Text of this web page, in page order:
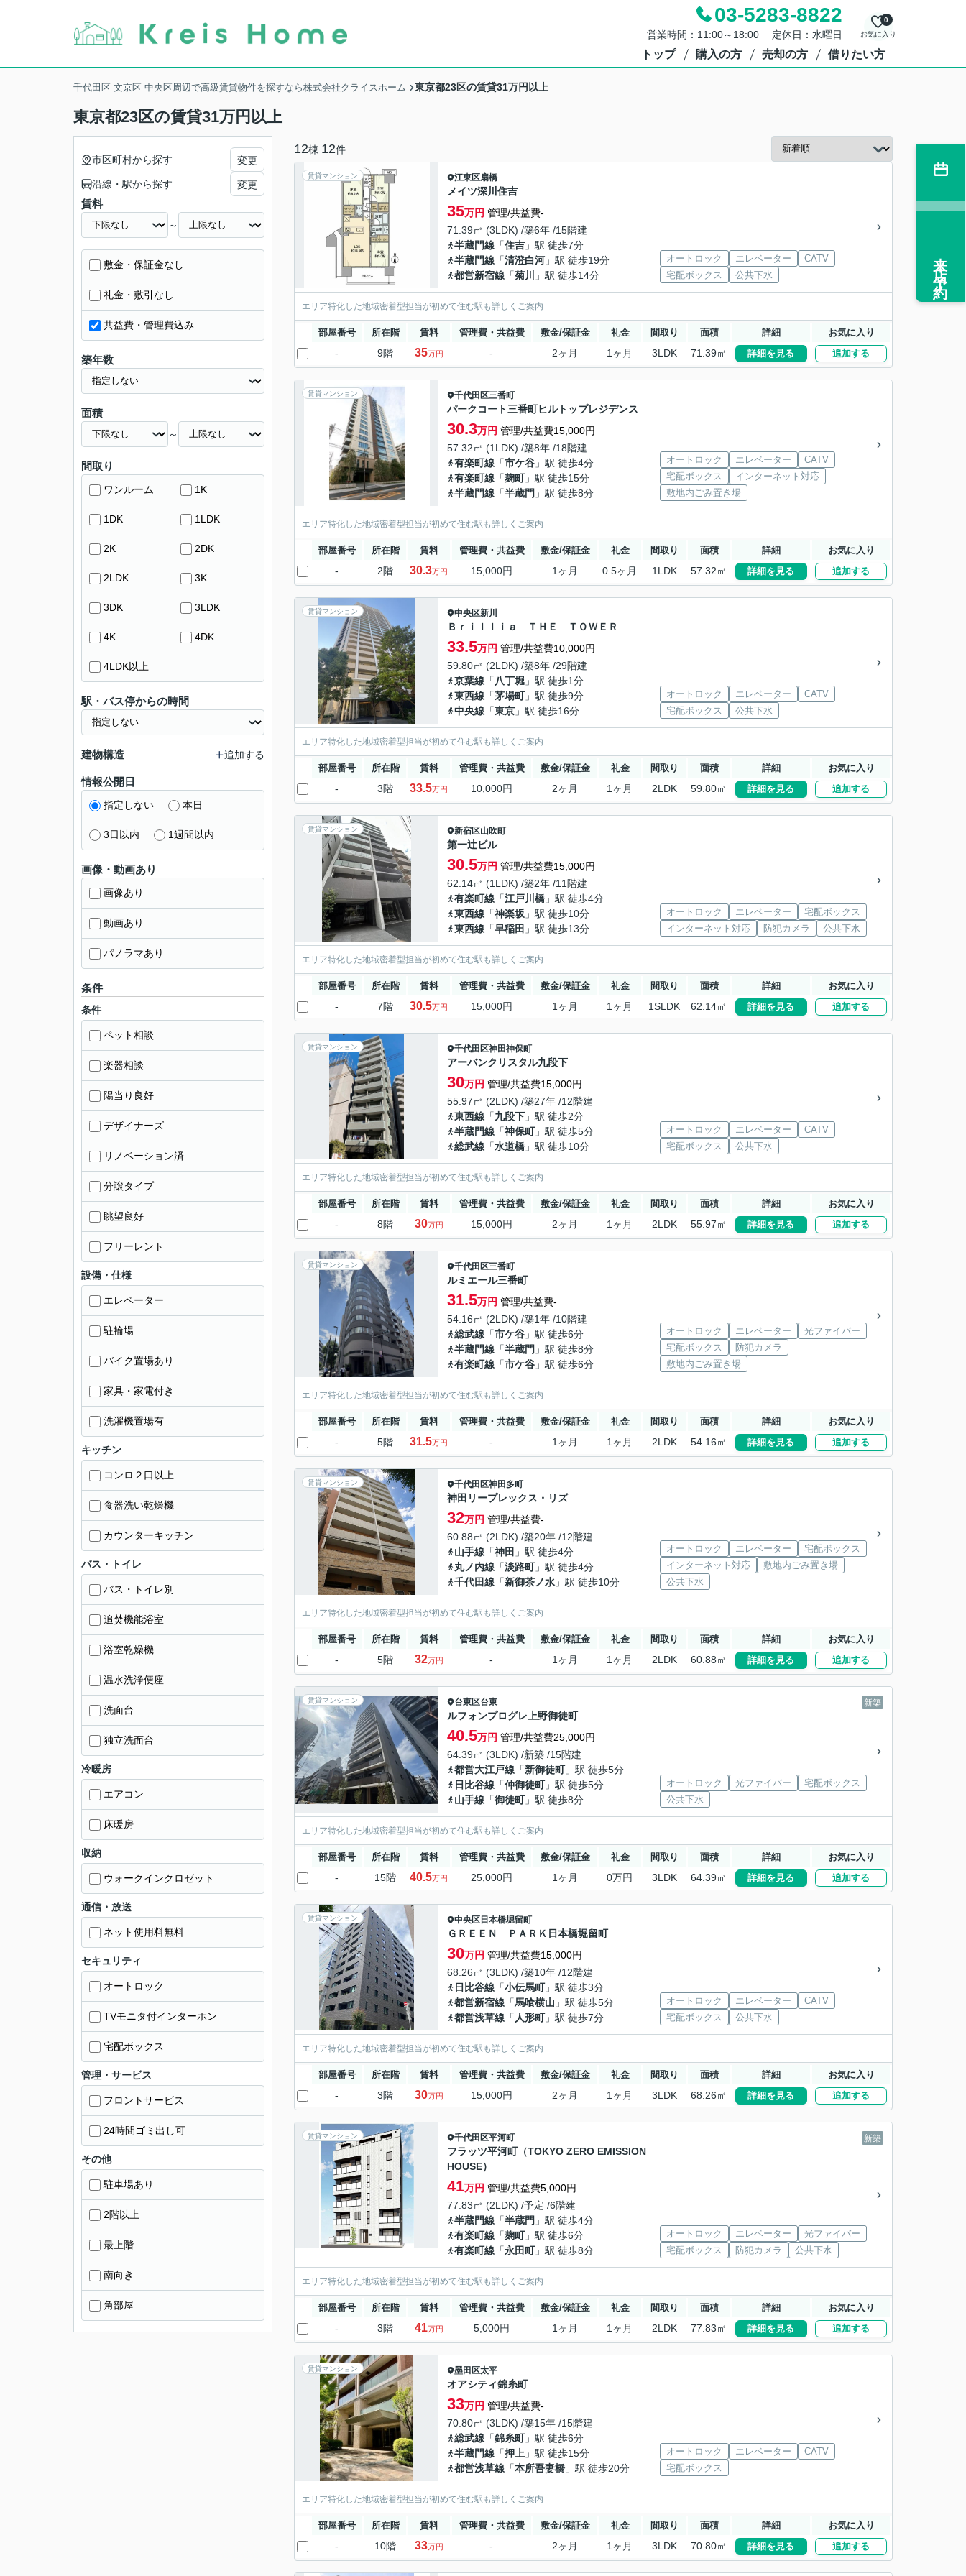
03-5283-8822
営業時間：11:00～18:00 定休日：水曜日 お気に入り
0
トップ 購入の方 売却の方 借りたい方
千代田区 文京区 中央区周辺で高級賃貸物件を探すなら株式会社クライスホーム 東京都23区の賃貸31万円以上
東京都23区の賃貸31万円以上
12棟 12件
賃貸マンション 江東区扇橋
メイツ深川住吉
35万円 管理/共益費-
71.39㎡ (3LDK) /築6年 /15階建
半蔵門線 「住吉 」駅 徒歩7分
半蔵門線 「清澄白河 」駅 徒歩19分
都営新宿線 「菊川 」駅 徒歩14分
オートロック エレベーター
CATV
宅配ボックス
公共下水
エリア特化した地域密着型担当が初めて住む駅も詳しくご案内
部屋番号 所在階 賃料 管理費・共益費 敷金/保証金 礼金 間取り 面積 詳細 お気に入り
- 9階 35万円 - 2ヶ月 1ヶ月 3LDK 71.39㎡ 詳細を見る 追加する
賃貸マンション 千代田区三番町
パークコート三番町ヒルトップレジデンス
30.3万円 管理/共益費15,000円
57.32㎡ (1LDK) /築8年 /18階建
有楽町線 「市ケ谷 」駅 徒歩4分
有楽町線 「麹町」駅 徒歩15分
半蔵門線 「半蔵門 」駅 徒歩8分
オートロック エレベーター
CATV
宅配ボックス
インターネット対応
敷地内ごみ置き場
エリア特化した地域密着型担当が初めて住む駅も詳しくご案内
部屋番号 所在階 賃料 管理費・共益費 敷金/保証金 礼金 間取り 面積 詳細 お気に入り
- 2階 30.3万円 15,000円 1ヶ月 0.5ヶ月 1LDK 57.32㎡ 詳細を見る 追加する
賃貸マンション 中央区新川
Ｂｒｉｌｌｉａ ＴＨＥ ＴＯＷＥＲ
33.5万円 管理/共益費10,000円
59.80㎡ (2LDK) /築8年 /29階建
京葉線 「 八丁堀 」駅 徒歩1分
東西線 「茅場町」駅 徒歩9分
中央線 「東京 」駅 徒歩16分
オートロック エレベーター
CATV
宅配ボックス
公共下水
エリア特化した地域密着型担当が初めて住む駅も詳しくご案内
部屋番号 所在階 賃料 管理費・共益費 敷金/保証金 礼金 間取り 面積 詳細 お気に入り
- 3階 33.5万円 10,000円 2ヶ月 1ヶ月 2LDK 59.80㎡ 詳細を見る 追加する
賃貸マンション 新宿区山吹町
第一辻ビル
30.5万円 管理/共益費15,000円
62.14㎡ (1LDK) /築2年 /11階建
有楽町線 「江戸川橋 」駅 徒歩4分
東西線 「神楽坂 」駅 徒歩10分
東西線 「早稲田 」駅 徒歩13分
オートロック エレベーター
宅配ボックス
インターネット対応
防犯カメラ 公共下水
エリア特化した地域密着型担当が初めて住む駅も詳しくご案内
部屋番号 所在階 賃料 管理費・共益費 敷金/保証金 礼金 間取り 面積 詳細 お気に入り
- 7階 30.5万円 15,000円 1ヶ月 1ヶ月 1SLDK 62.14㎡ 詳細を見る 追加する
賃貸マンション 千代田区神田神保町
アーバンクリスタル九段下
30万円 管理/共益費15,000円
55.97㎡ (2LDK) /築27年 /12階建
東西線 「九段下 」駅 徒歩2分
半蔵門線 「神保町」駅 徒歩5分
総武線 「水道橋 」駅 徒歩10分
オートロック エレベーター
CATV
宅配ボックス
公共下水
エリア特化した地域密着型担当が初めて住む駅も詳しくご案内
部屋番号 所在階 賃料 管理費・共益費 敷金/保証金 礼金 間取り 面積 詳細 お気に入り
- 8階 30万円 15,000円 2ヶ月 1ヶ月 2LDK 55.97㎡ 詳細を見る 追加する
賃貸マンション 千代田区三番町
ルミエール三番町
31.5万円 管理/共益費-
54.16㎡ (2LDK) /築1年 /10階建
総武線 「市ケ谷 」駅 徒歩6分
半蔵門線 「半蔵門 」駅 徒歩8分
有楽町線 「市ケ谷 」駅 徒歩6分
オートロック エレベーター
光ファイバー
宅配ボックス
防犯カメラ
敷地内ごみ置き場
エリア特化した地域密着型担当が初めて住む駅も詳しくご案内
部屋番号 所在階 賃料 管理費・共益費 敷金/保証金 礼金 間取り 面積 詳細 お気に入り
- 5階 31.5万円 - 1ヶ月 1ヶ月 2LDK 54.16㎡ 詳細を見る 追加する
賃貸マンション 千代田区神田多町
神田リープレックス・リズ
32万円 管理/共益費-
60.88㎡ (2LDK) /築20年 /12階建
山手線 「神田 」駅 徒歩4分
丸ノ内線 「淡路町」駅 徒歩4分
千代田線 「新御茶ノ水 」駅 徒歩10分
オートロック エレベーター
宅配ボックス
インターネット対応
敷地内ごみ置き場
公共下水
エリア特化した地域密着型担当が初めて住む駅も詳しくご案内
部屋番号 所在階 賃料 管理費・共益費 敷金/保証金 礼金 間取り 面積 詳細 お気に入り
- 5階 32万円 - 1ヶ月 1ヶ月 2LDK 60.88㎡ 詳細を見る 追加する
賃貸マンション 新築
台東区台東
ルフォンプログレ上野御徒町
40.5万円 管理/共益費25,000円
64.39㎡ (3LDK) /新築 /15階建
都営大江戸線 「新御徒町」駅 徒歩5分
日比谷線 「仲御徒町」駅 徒歩5分
山手線 「御徒町」駅 徒歩8分
オートロック 光ファイバー
宅配ボックス
公共下水
エリア特化した地域密着型担当が初めて住む駅も詳しくご案内
部屋番号 所在階 賃料 管理費・共益費 敷金/保証金 礼金 間取り 面積 詳細 お気に入り
- 15階 40.5万円 25,000円 1ヶ月 0万円 3LDK 64.39㎡ 詳細を見る 追加する
賃貸マンション 中央区 日本橋堀留町
ＧＲＥＥＮ ＰＡＲＫ日本橋堀留町
30万円 管理/共益費15,000円
68.26㎡ (3LDK) /築10年 /12階建
日比谷線 「小伝馬町」駅 徒歩3分
都営新宿線 「馬喰横山 」駅 徒歩5分
都営浅草線 「 人形町」駅 徒歩7分
オートロック エレベーター
CATV
宅配ボックス
公共下水
エリア特化した地域密着型担当が初めて住む駅も詳しくご案内
部屋番号 所在階 賃料 管理費・共益費 敷金/保証金 礼金 間取り 面積 詳細 お気に入り
- 3階 30万円 15,000円 2ヶ月 1ヶ月 3LDK 68.26㎡ 詳細を見る 追加する
賃貸マンション 新築
千代田区平河町
フラッツ平河町（TOKYO ZERO EMISSION
HOUSE）
41万円 管理/共益費5,000円
77.83㎡ (2LDK) /予定 /6階建
半蔵門線 「半蔵門 」駅 徒歩4分
有楽町線 「麹町」駅 徒歩6分
有楽町線 「永田町」駅 徒歩8分
オートロック エレベーター
光ファイバー
宅配ボックス
防犯カメラ 公共下水
エリア特化した地域密着型担当が初めて住む駅も詳しくご案内
部屋番号 所在階 賃料 管理費・共益費 敷金/保証金 礼金 間取り 面積 詳細 お気に入り
- 3階 41万円 5,000円 1ヶ月 1ヶ月 2LDK 77.83㎡ 詳細を見る 追加する
賃貸マンション 墨田区太平
オアシティ錦糸町
33万円 管理/共益費-
70.80㎡ (3LDK) /築15年 /15階建
総武線 「錦糸町」駅 徒歩6分
半蔵門線 「押上 」駅 徒歩15分
都営浅草線 「本所吾妻橋 」駅 徒歩20分
オートロック エレベーター
CATV
宅配ボックス
エリア特化した地域密着型担当が初めて住む駅も詳しくご案内
部屋番号 所在階 賃料 管理費・共益費 敷金/保証金 礼金 間取り 面積 詳細 お気に入り
- 10階 33万円 - 2ヶ月 1ヶ月 3LDK 70.80㎡ 詳細を見る 追加する
市区町村から探す 変更
沿線・駅から探す 変更
賃料
～
敷金・保証金なし
礼金・敷引なし
共益費・管理費込み
築年数
面積
～
間取り
ワンルーム 1K
1DK 1LDK
2K 2DK
2LDK 3K
3DK 3LDK
4K 4DK
4LDK以上
駅・バス停からの時間
建物構造 追加する
情報公開日
指定しない 本日
3日以内 1週間以内
画像・動画あり
画像あり
動画あり
パノラマあり
条件
条件
ペット相談
楽器相談
陽当り良好
デザイナーズ
リノベーション済
分譲タイプ
眺望良好
フリーレント
設備・仕様
エレベーター
駐輪場
バイク置場あり
家具・家電付き
洗濯機置場有
キッチン
コンロ２口以上
食器洗い乾燥機
カウンターキッチン
バス・トイレ
バス・トイレ別
追焚機能浴室
浴室乾燥機
温水洗浄便座
洗面台
独立洗面台
冷暖房
エアコン
床暖房
収納
ウォークインクロゼット
通信・放送
ネット使用料無料
セキュリティ
オートロック
TVモニタ付インターホン
宅配ボックス
管理・サービス
フロントサービス
24時間ゴミ出し可
その他
駐車場あり
2階以上
最上階
南向き
角部屋
来店予約